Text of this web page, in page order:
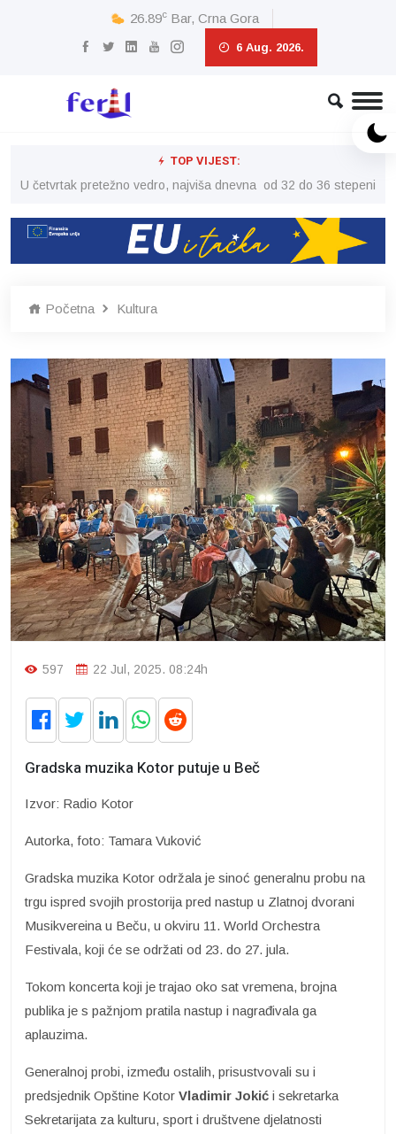
26.89c Bar, Crna Gora
6 Aug. 2026.
TOP VIJEST:
U četvrtak pretežno vedro, najviša dnevna od 32 do 36 stepeni
Početna Kultura
597 22 Jul, 2025. 08:24h
Gradska muzika Kotor putuje u Beč
Izvor: Radio Kotor
Autorka, foto: Tamara Vuković
Gradska muzika Kotor održala je sinoć generalnu probu na
trgu ispred svojih prostorija pred nastup u Zlatnoj dvorani
Musikvereina u Beču, u okviru 11. World Orchestra
Festivala, koji će se održati od 23. do 27. jula.
Tokom koncerta koji je trajao oko sat vremena, brojna
publika je s pažnjom pratila nastup i nagrađivala ga
aplauzima.
Generalnoj probi, između ostalih, prisustvovali su i
predsjednik Opštine Kotor Vladimir Jokić i sekretarka
Sekretarijata za kulturu, sport i društvene djelatnosti